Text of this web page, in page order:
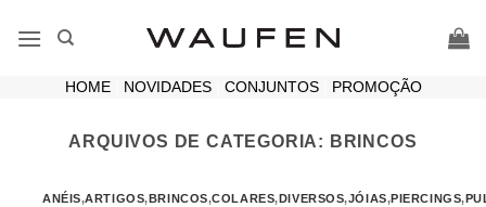
HOME| NOVIDADES| CONJUNTOS| PROMOÇÃO
ARQUIVOS DE CATEGORIA: BRINCOS
ANÉIS,ARTIGOS,BRINCOS,COLARES,DIVERSOS,JÓIAS,PIERCINGS,